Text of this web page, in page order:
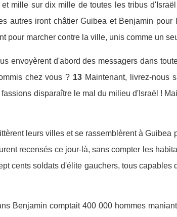
mille sur dix mille de toutes les tribus
autres iront châtier Guibea et Benjamin
pour marcher contre la ville, unis comme un
envoyèrent d'abord des messagers dans
chez vous ? 13 Maintenant, livrez-nous
disparaître le mal du milieu d'Israël !
leurs villes et se rassemblèrent à Guibea
recensés ce jour-là, sans compter les
cents soldats d'élite gauchers, tous
Benjamin comptait 400 000 hommes